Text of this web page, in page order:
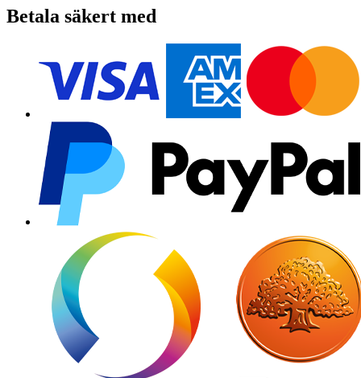
Betala säkert med